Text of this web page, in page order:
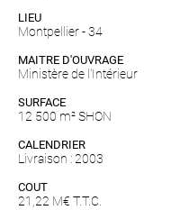
LIEU
Montpellier - 34
MAITRE D'OUVRAGE
Ministère de l'Intérieur
SURFACE
12 500 m² SHON
CALENDRIER
Livraison : 2003
COUT
21,22 M€ T.T.C.